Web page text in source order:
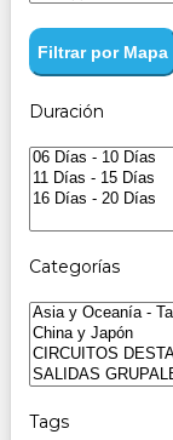
Filtrar por Mapa
Duración
Categorías
Tags